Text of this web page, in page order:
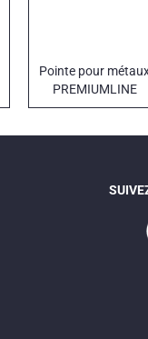
Pointe pour
PREMIUMLINE
STEP DIN 338